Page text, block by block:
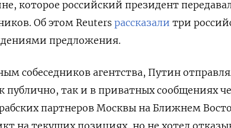
которое российский президент
Об этом Reuters рассказали три
предложения.
собеседников агентства, Путин
публично, так и в приватных сообщениях
партнеров Москвы на Ближнем
на текущих позициях, но не хотел